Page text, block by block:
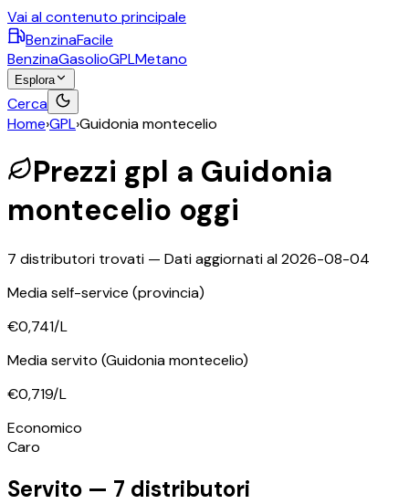
Vai al contenuto principale
BenzinaFacile
BenzinaGasolioGPLMetano
Esplora
Cerca
Home›GPL›Guidonia montecelio
Prezzi gpl a Guidonia
montecelio oggi
7 distributori trovati — Dati aggiornati al2026-08-04
Media self-service (provincia)
€0,741/L
Media servito (Guidonia montecelio)
€0,719/L
Economico
Caro
Servito — 7 distributori